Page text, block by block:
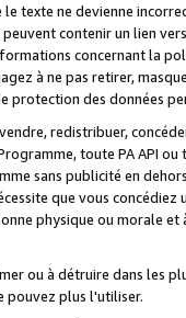
texte ne devienne
contenir un lien
concernant la
à ne pas retirer,
protection des données
redistribuer,
toute PA API
sans publicité en
que vous
physique ou morale
ou à détruire dans les
pouvez plus l'utiliser.